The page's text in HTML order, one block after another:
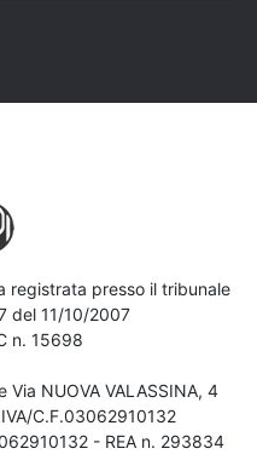
registrata presso il tribunale
del 11/10/2007
n. 15698
Via NUOVA VALASSINA, 4
C.F.03062910132
- REA n. 293834